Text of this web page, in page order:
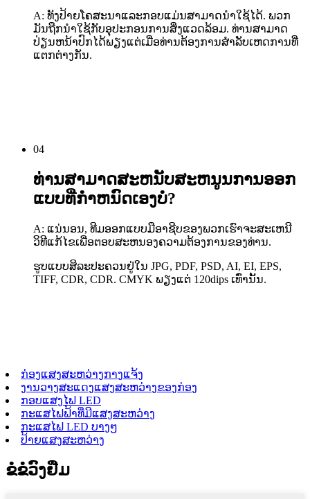
A: ທັງປ້າຍໂຄສະນາແລະກອບແມ່ນສາມາດນໍາໃຊ້ໄດ້. ພວກ
ມັນຖືກນໍາໃຊ້ກັບອຸປະກອນການສິ່ງແວດລ້ອມ. ທ່ານສາມາດ
ປ່ຽນຫນ້າປົກໄດ້ພຽງແຕ່ເມື່ອທ່ານຕ້ອງການສໍາລັບເຫດການທີ່
ແຕກຕ່າງກັນ.
04
ທ່ານສາມາດສະຫນັບສະຫນູນການອອກ
ແບບທີ່ກໍາຫນົດເອງບໍ?
A: ແນ່ນອນ, ທີມອອກແບບມືອາຊີບຂອງພວກເຮົາຈະສະເຫນີ
ວິທີແກ້ໄຂເພື່ອຕອບສະຫນອງຄວາມຕ້ອງການຂອງທ່ານ.
ຮູບແບບສິລະປະຄວນຢູ່ໃນ JPG, PDF, PSD, AI, EI, EPS,
TIFF, CDR, CDR. CMYK ພຽງແຕ່ 120dips ເທົ່ານັ້ນ.
ກ່ອງແສງສະຫວ່າງກາງແຈ້ງ
ງານວາງສະແດງແສງສະຫວ່າງຂອງກ່ອງ
ກອບແສງໄຟ LED
ກະແສໄຟຟ້າທີ່ມີແສງສະຫວ່າງ
ກະແສໄຟ LED ບາງໆ
ປ້າຍແສງສະຫວ່າງ
ຂໍຂໍວົງຢືມ